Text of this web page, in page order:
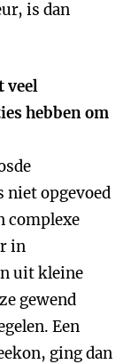
is dan
veel
hebben om
niet opgevoed
complexe
in
uit kleine
gewend
Een
ging dan